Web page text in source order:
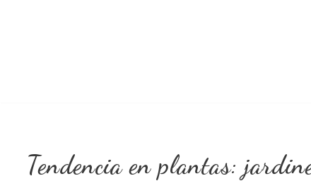
Tendencia en plantas: